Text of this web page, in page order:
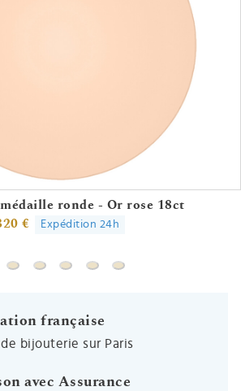
ronde - Or rose 18ct
€
Expédition 24h
française
bijouterie sur Paris
avec Assurance